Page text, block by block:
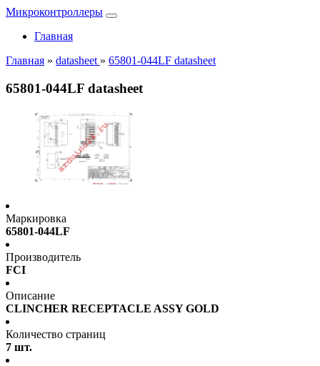
Микроконтроллеры
Главная
Главная » datasheet » 65801-044LF datasheet
65801-044LF datasheet
Маркировка
65801-044LF
Производитель
FCI
Описание
CLINCHER RECEPTACLE ASSY GOLD
Количество страниц
7 шт.